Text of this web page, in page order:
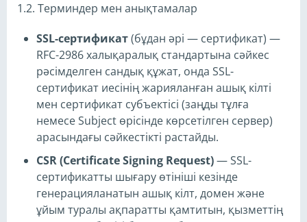
1.2. Терминдер мен анықтамалар
SSL-сертификат(бұдан әрі — сертификат) —
RFC-2986 халықаралық стандартына сәйкес
рәсімделген сандық құжат, онда SSL-
сертификат иесінің жарияланған ашық кілті
мен сертификат субъектісі (заңды тұлға
немесе Subject өрісінде көрсетілген сервер)
арасындағы сәйкестікті растайды.
CSR (Certificate Signing Request)— SSL-
сертификатты шығару өтініші кезінде
генерацияланатын ашық кілт, домен және
ұйым туралы ақпаратты қамтитын, қызметтің